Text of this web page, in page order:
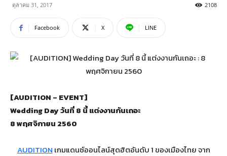
ตุลาคม 31, 2017 2108
Facebook X LINE
[AUDITION – EVENT]
Wedding Day วันที่ 8 นี้ แต่งงานกันเถอะ
8 พฤศจิกายน 2560
AUDITION เกมแดนซ์ออนไลน์สุดฮิตอันดับ 1 ของเมืองไทย จาก